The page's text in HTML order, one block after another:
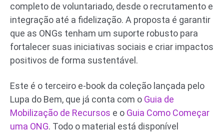
completo de voluntariado, desde o recrutamento e
integração até a fidelização. A proposta é garantir
que as ONGs tenham um suporte robusto para
fortalecer suas iniciativas sociais e criar impactos
positivos de forma sustentável.
Este é o terceiro e-book da coleção lançada pelo
Lupa do Bem, que já conta com o Guia de
Mobilização de Recursos e o Guia Como Começar
uma ONG. Todo o material está disponível